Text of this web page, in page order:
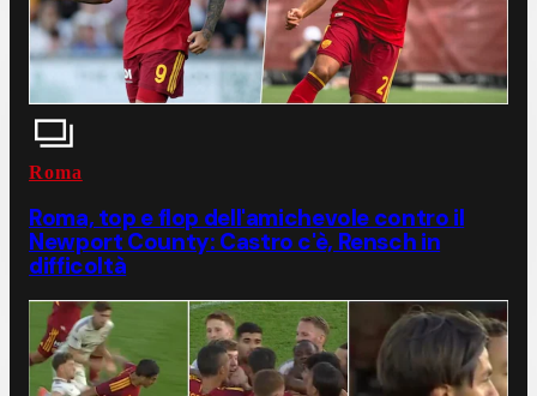
Roma
Roma, top e flop dell'amichevole contro il
Newport County: Castro c'è, Rensch in
difficoltà